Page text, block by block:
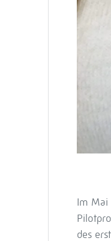
Im Mai
des